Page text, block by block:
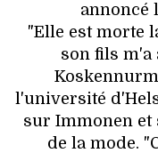
annoncé
"Elle est morte
son fils m'a
l'université
sur Immonen et
de la mode.